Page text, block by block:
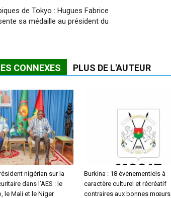
de Tokyo : Hugues Fabrice
sa médaille au président du
CONNEXES PLUS DE L'AUTEUR
nigérian sur la
dans l’AES : le
le Mali et le Niger
Burkina : 18 évènementiels à
caractère culturel et récréatif
contraires aux bonnes mœurs